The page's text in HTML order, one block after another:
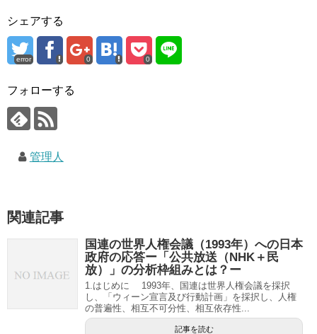
シェアする
error 0 0
フォローする
管理人
関連記事
国連の世界人権会議（1993年）への日本
政府の応答ー「公共放送（NHK＋民
放）」の分析枠組みとは？ー
1.はじめに 1993年、国連は世界人権会議を採択
し、「ウィーン宣言及び行動計画」を採択し、人権
の普遍性、相互不可分性、相互依存性...
記事を読む